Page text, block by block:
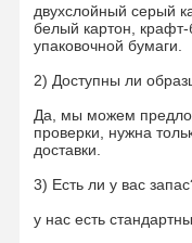
двухслойный серый
белый картон,
упаковочной бумаги.
2) Доступны ли
Да, мы можем
проверки, нужна
доставки.
3) Есть ли у вас
у нас есть